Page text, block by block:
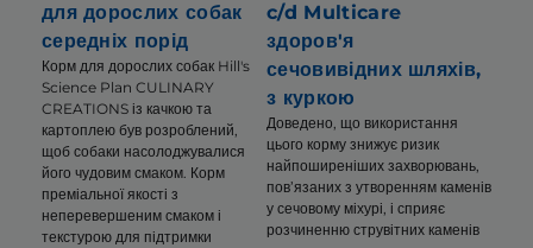
для дорослих собак
середніх порід
Корм для дорослих собак Hill's
Science Plan CULINARY
CREATIONS із качкою та
картоплею був розроблений,
щоб собаки насолоджувалися
його чудовим смаком. Корм
преміальної якості з
неперевершеним смаком і
текстурою для підтримки
c/d Multicare
здоров'я
сечовивідних шляхів,
з куркою
Доведено, що використання
цього корму знижує ризик
найпоширеніших захворювань,
пов’язаних з утворенням каменів
у сечовому міхурі, і сприяє
розчиненню струвітних каменів